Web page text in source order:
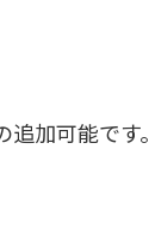
加可能です。